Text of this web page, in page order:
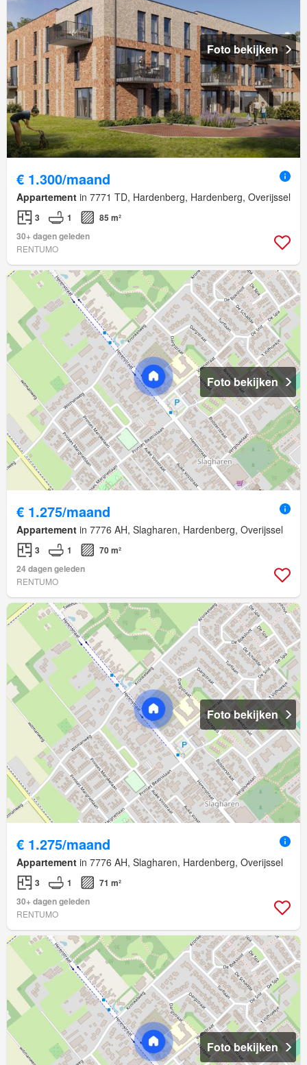
Foto bekijken
€ 1.300/maand
Appartement in 7771 TD, Hardenberg, Hardenberg, Overijssel
3 1
85 m²
30+ dagen geleden
RENTUMO
Foto bekijken
€ 1.275/maand
Appartement in 7776 AH, Slagharen, Hardenberg, Overijssel
3 1
70 m²
24 dagen geleden
RENTUMO
Foto bekijken
€ 1.275/maand
Appartement in 7776 AH, Slagharen, Hardenberg, Overijssel
3 1
71 m²
30+ dagen geleden
RENTUMO
Foto bekijken